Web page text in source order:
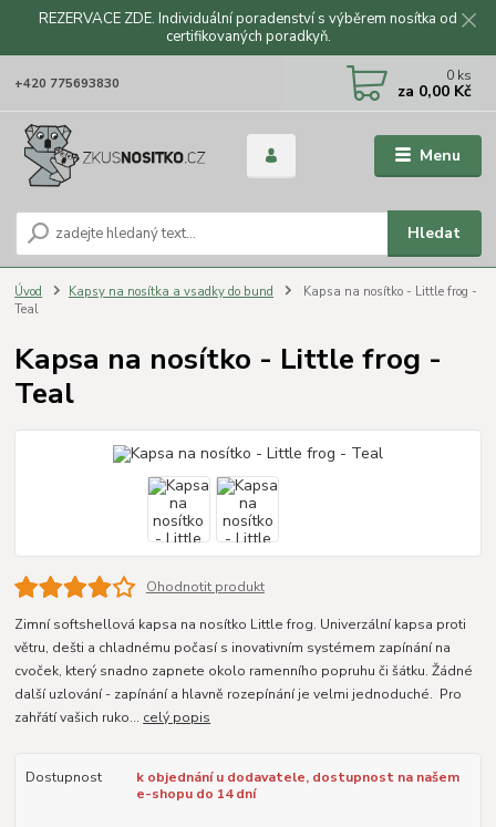
REZERVACE ZDE. Individuální poradenství s výběrem nosítka od
certifikovaných poradkyň.
Menu
Hledat
+420 775693830 0 ks
za 0,00 Kč
Úvod Kapsy na nosítka a vsadky do bund
Kapsa na nosítko - Little frog -
Teal
Kapsa na nosítko - Little frog -
Teal
Ohodnotit produkt
Zimní softshellová kapsa na nosítko Little frog. Univerzální kapsa proti
větru, dešti a chladnému počasí s inovativním systémem zapínání na
cvoček, který snadno zapnete okolo ramenního popruhu či šátku. Žádné
další uzlování - zapínání a hlavně rozepínání je velmi jednoduché. Pro
zahřátí vašich ruko... celý popis
Dostupnost
k objednání u dodavatele, dostupnost na našem
e-shopu do 14 dní